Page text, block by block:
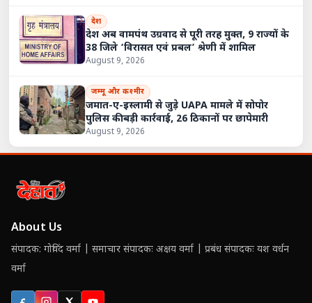
देश
देश अब वामपंथ उग्रवाद से पूरी तरह मुक्त, 9 राज्यों के
38 जिले ‘विरासत एवं प्रबल’ श्रेणी में शामिल
August 9, 2026
जम्मू और कश्मीर
जमात-ए-इस्लामी से जुड़े UAPA मामले में सोपोर
पुलिस की बड़ी कार्रवाई, 26 ठिकानों पर छापेमारी
August 9, 2026
About Us
संपादक: गोविंद वर्मा | समाचार संपादकः अक्षय वर्मा | प्रबंध संपादकः यश वर्धन
वर्मा